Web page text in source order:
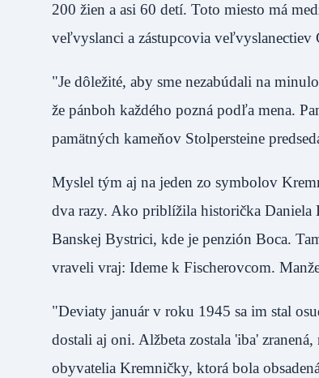
200 žien a asi 60 detí. Toto miesto má
veľvyslanci a zástupcovia
"Je dôležité, aby sme nezabúdali na
že pánboh každého pozná podľa mena.
pamätných kameňov Stolpersteine
Myslel tým aj na jeden zo symbolov
dva razy. Ako priblížila historička
Banskej Bystrici, kde je penzión Boca.
vraveli vraj: Ideme k Fischerovcom.
"Deviaty január v roku 1945 sa im stal
dostali aj oni. Alžbeta zostala 'iba'
obyvatelia Kremničky, ktorá bola